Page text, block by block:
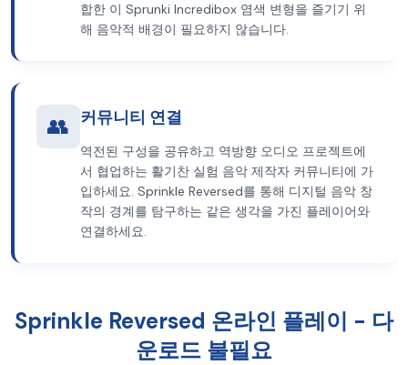
합한 이 Sprunki Incredibox 염색 변형을 즐기기 위
해 음악적 배경이 필요하지 않습니다.
👥 커뮤니티 연결
역전된 구성을 공유하고 역방향 오디오 프로젝트에
서 협업하는 활기찬 실험 음악 제작자 커뮤니티에 가
입하세요. Sprinkle Reversed를 통해 디지털 음악 창
작의 경계를 탐구하는 같은 생각을 가진 플레이어와
연결하세요.
Sprinkle Reversed 온라인 플레이 - 다
운로드 불필요